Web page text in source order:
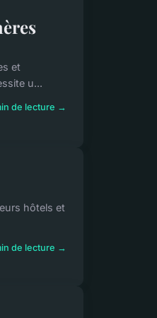
et
u...
de lecture →
hôtels et
de lecture →